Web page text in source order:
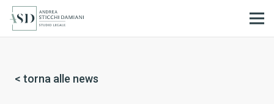
< torna alle news